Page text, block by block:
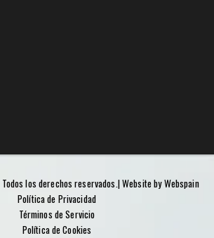
Todos los derechos reservados.| Website byWebspain
Política de Privacidad
Términos de Servicio
Política de Cookies